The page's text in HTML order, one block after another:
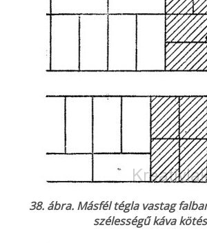
38. ábra. Másfél tégla vastag
szélességű káva